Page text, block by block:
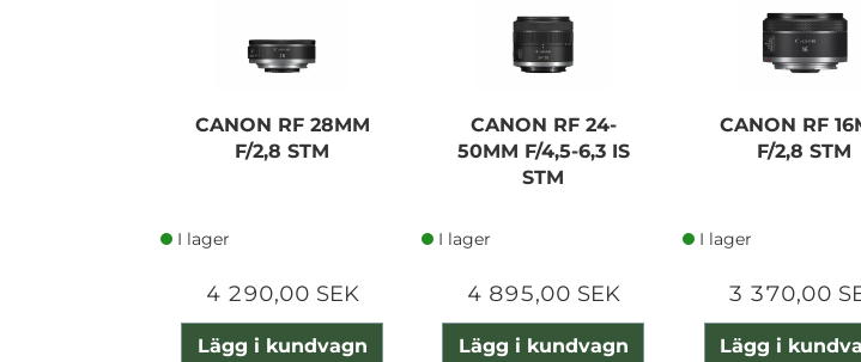
CANON RF 28MM
F/2,8 STM
I lager
4 290,00 SEK
Lägg i kundvagn
CANON RF 24-
50MM F/4,5-6,3 IS
STM
I lager
4 895,00 SEK
Lägg i kundvagn
CANON RF
F/2,8 STM
I lager
3 370,00
Lägg i